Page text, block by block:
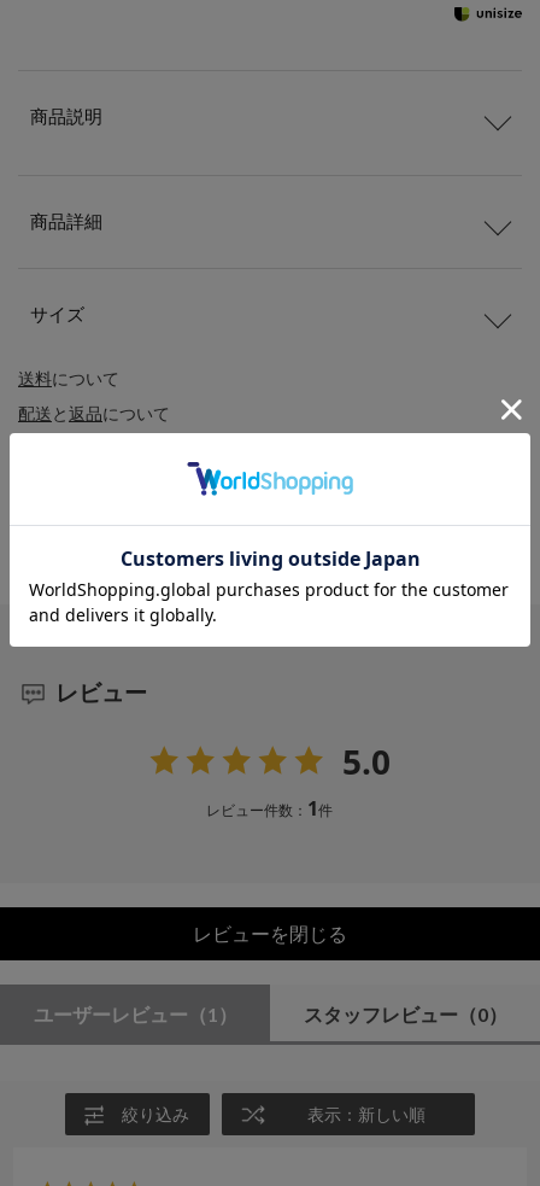
送料について
配送と返品について
商品説明
商品詳細
サイズ
レビュー
5.0
レビュー件数： 1件
レビューを閉じる
ユーザーレビュー （1） スタッフレビュー （0）
絞り込み 表示：新しい順